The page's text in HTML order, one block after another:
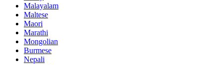
Malayalam
Maltese
Maori
Marathi
Mongolian
Burmese
Nepali